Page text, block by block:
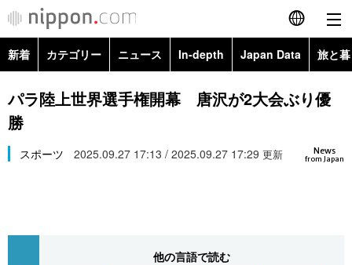
English
简体字
カテゴリー
経済・ビジネス
トップ
In-depth
新着 カテゴリー ニュース In-depth Japan Data 旅と
政治・外交
経済・ビジネス
Topics
パラ陸上世界選手権開幕 唐沢が2大会ぶり優
勝
News
from Japan
スポーツ 2025.09.27 17:13 / 2025.09.27 17:29 更新
他の言語で読む